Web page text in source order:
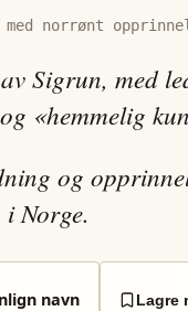
med norrønt
Sigrun, med
«hemmelig
og
Norge.
navn Lagre